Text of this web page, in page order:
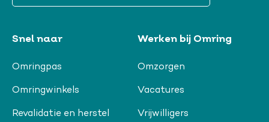
Snel naar
Omringpas
Omringwinkels
Revalidatie en herstel
Werken bij Omring
Omzorgen
Vacatures
Vrijwilligers